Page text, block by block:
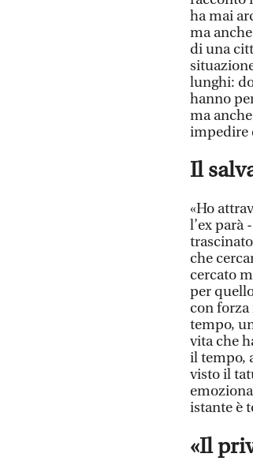
ha mai
ma
di una
lunghi:
hanno
ma
impedire
Il
«Ho
l’ex parà
che
cercato
per
con
tempo,
vita che
il tempo,
visto il
istante è
«Il